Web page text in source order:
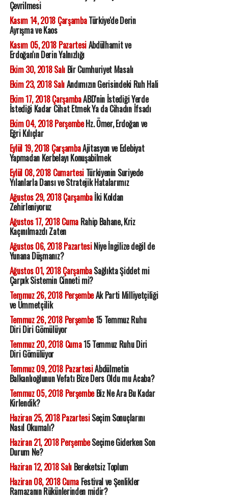
Çevrilmesi
Kasım 14, 2018 ÇarşambaTürkiye'de Derin
Ayrışma ve Kaos
Kasım 05, 2018 PazartesiAbdülhamit ve
Erdoğan'ın Derin Yalnızlığı
Ekim 30, 2018 SalıBir Cumhuriyet Masalı
Ekim 23, 2018 SalıAndımızın Gerisindeki Ruh Hali
Ekim 17, 2018 ÇarşambaABD'nin İstediği Yerde
İstediği Kadar Cihat Etmek Ya da Cihadın İfsadı
Ekim 04, 2018 PerşembeHz. Ömer, Erdoğan ve
Eğri Kılıçlar
Eylül 19, 2018 ÇarşambaAjitasyon ve Edebiyat
Yapmadan Kerbelayı Konuşabilmek
Eylül 08, 2018 CumartesiTürkiyenin Suriyede
Yılanlarla Dansı ve Stratejik Hatalarımız
Ağustos 29, 2018 Çarşambaİki Koldan
Zehirleniyoruz
Ağustos 17, 2018 CumaRahip Bahane, Kriz
Kaçınılmazdı Zaten
Ağustos 06, 2018 PazartesiNiye İngilize değil de
Yunana Düşmanız?
Ağustos 01, 2018 ÇarşambaSağlıkta Şiddet mi
Çarpık Sistemin Cinneti mi?
Temmuz 26, 2018 PerşembeAk Parti Milliyetçiliği
ve Ümmetçilik
Temmuz 26, 2018 Perşembe15 Temmuz Ruhu
Diri Diri Gömülüyor
Temmuz 20, 2018 Cuma15 Temmuz Ruhu Diri
Diri Gömülüyor
Temmuz 09, 2018 PazartesiAbdülmetin
Balkanlıoğlunun Vefatı Bize Ders Oldu mu Acaba?
Temmuz 05, 2018 PerşembeBiz Ne Ara Bu Kadar
Kirlendik?
Haziran 25, 2018 PazartesiSeçim Sonuçlarını
Nasıl Okumalı?
Haziran 21, 2018 PerşembeSeçime Giderken Son
Durum Ne?
Haziran 12, 2018 SalıBereketsiz Toplum
Haziran 08, 2018 CumaFestival ve Şenlikler
Ramazanın Rükünlerinden midir?